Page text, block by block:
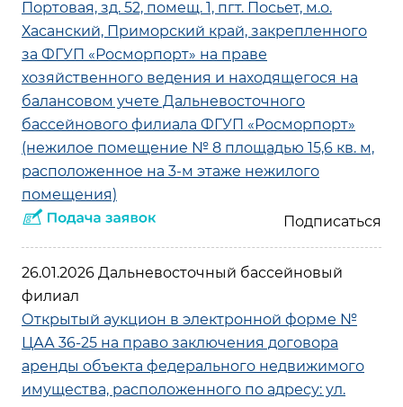
Портовая, зд. 52, помещ. 1, пгт. Посьет, м.о.
Хасанский, Приморский край, закрепленного
за ФГУП «Росморпорт» на праве
хозяйственного ведения и находящегося на
балансовом учете Дальневосточного
бассейнового филиала ФГУП «Росморпорт»
(нежилое помещение № 8 площадью 15,6 кв. м,
расположенное на 3-м этаже нежилого
помещения)
26.01.2026 Дальневосточный бассейновый
филиал
Открытый аукцион в электронной форме №
ЦАА 36-25 на право заключения договора
аренды объекта федерального недвижимого
имущества, расположенного по адресу: ул.